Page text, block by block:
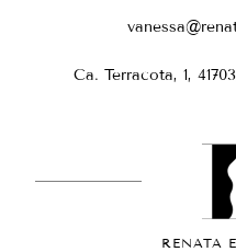
Ca. Terracota, 1,
RENATA